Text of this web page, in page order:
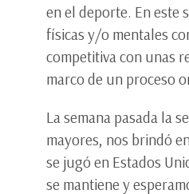
en el deporte. En este
físicas y/o mentales
competitiva con unas
marco de un proceso
La semana pasada la
mayores, nos brindó
se jugó en Estados
se mantiene y